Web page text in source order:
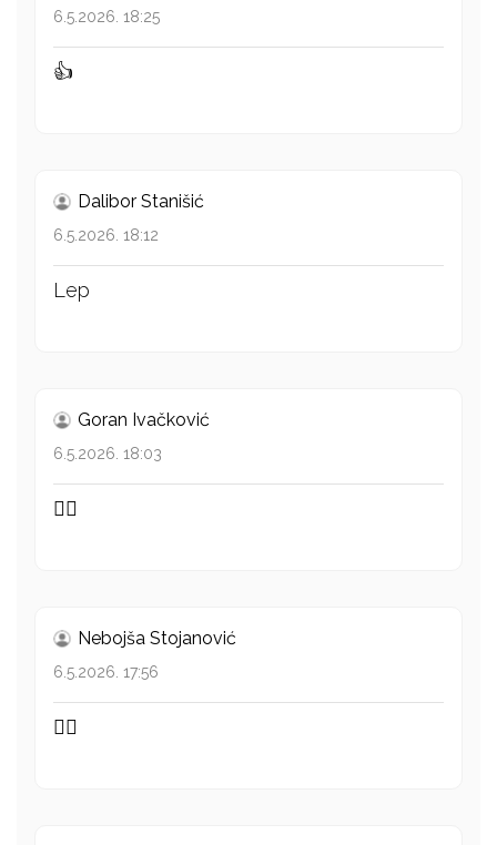
6.5.2026. 18:25
👍
Dalibor Stanišić
6.5.2026. 18:12
Lep
Goran Ivačković
6.5.2026. 18:03
👍🏻
Nebojša Stojanović
6.5.2026. 17:56
👍🏻